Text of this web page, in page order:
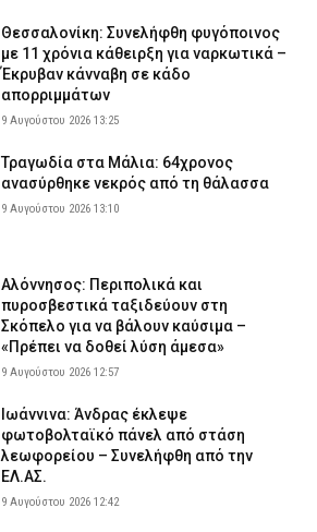
Θεσσαλονίκη: Συνελήφθη φυγόποινος
με 11 χρόνια κάθειρξη για ναρκωτικά –
Έκρυβαν κάνναβη σε κάδο
απορριμμάτων
9 Αυγούστου 2026 13:25
Τραγωδία στα Μάλια: 64χρονος
ανασύρθηκε νεκρός από τη θάλασσα
9 Αυγούστου 2026 13:10
Αλόννησος: Περιπολικά και
πυροσβεστικά ταξιδεύουν στη
Σκόπελο για να βάλουν καύσιμα –
«Πρέπει να δοθεί λύση άμεσα»
9 Αυγούστου 2026 12:57
Ιωάννινα: Άνδρας έκλεψε
φωτοβολταϊκό πάνελ από στάση
λεωφορείου – Συνελήφθη από την
ΕΛ.ΑΣ.
9 Αυγούστου 2026 12:42